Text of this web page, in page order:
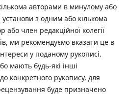
авторами в минулому або
установи з одним або кількома
член редакційної колегії
ми рекомендуємо вказати це в
у поданому рукописі.
мають будь-які інші
конкретного рукопису, для
буде призначено